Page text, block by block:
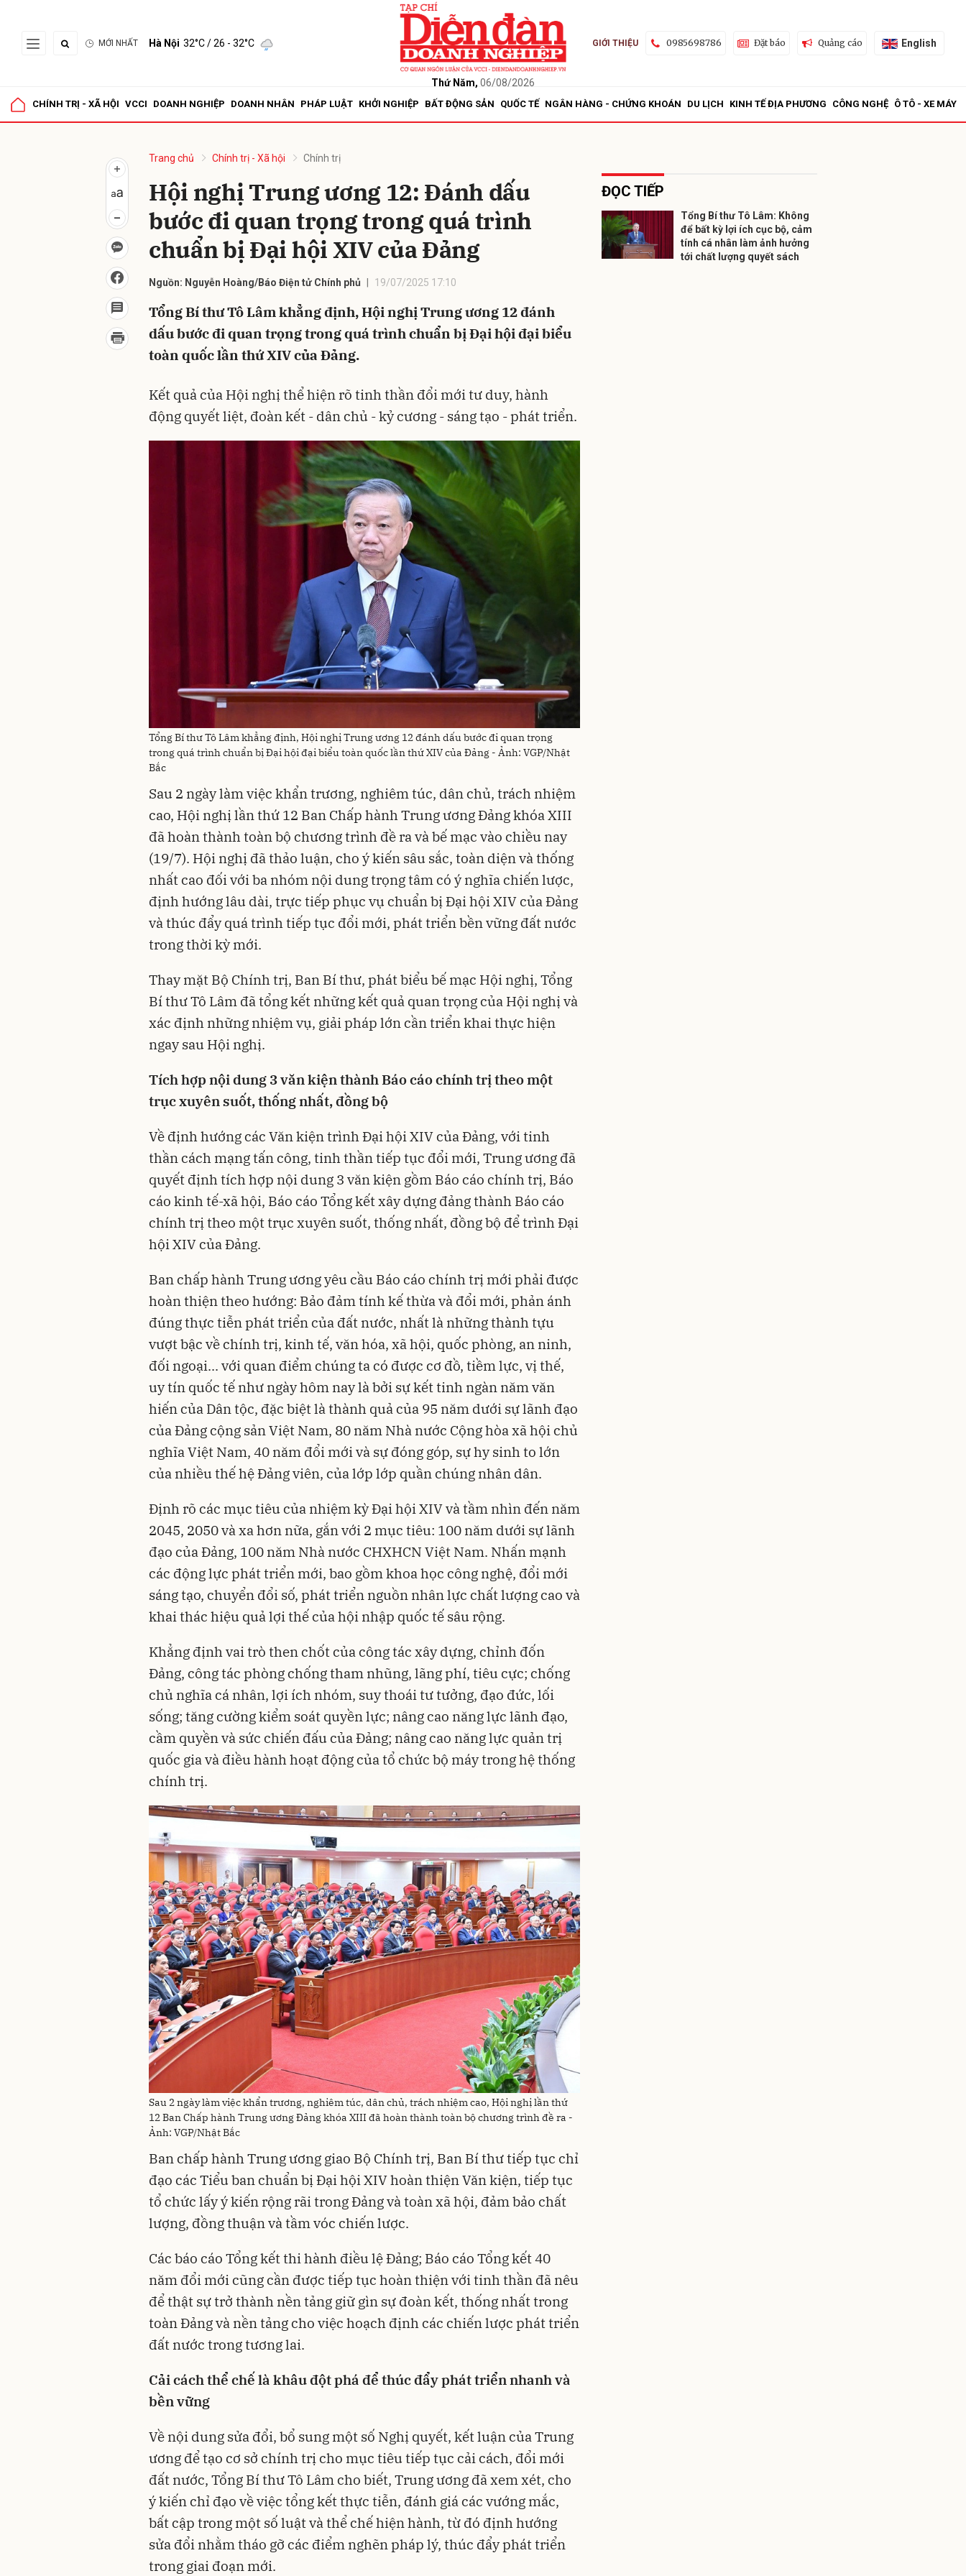
MỚI NHẤT Hà Nội 32°C/ 26 - 32°C
Thứ Năm, 06/08/2026
GIỚI THIỆU 0985698786 Đặt báo Quảng cáo English
CHÍNH TRỊ - XÃ HỘI VCCI DOANH NGHIỆP DOANH NHÂN PHÁP LUẬT KHỞI NGHIỆP BẤT ĐỘNG SẢN QUỐC TẾ NGÂN HÀNG - CHỨNG KHOÁN DU LỊCH KINH TẾ ĐỊA PHƯƠNG CÔNG NGHỆ Ô TÔ - XE MÁY
Trang chủ Chính trị - Xã hội Chính trị
Hội nghị Trung ương 12: Đánh dấu
bước đi quan trọng trong quá trình
chuẩn bị Đại hội XIV của Đảng
Nguồn: Nguyễn Hoàng/Báo Điện tử Chính phủ 19/07/2025 17:10
Tổng Bí thư Tô Lâm khẳng định, Hội nghị Trung ương 12 đánh
dấu bước đi quan trọng trong quá trình chuẩn bị Đại hội đại biểu
toàn quốc lần thứ XIV của Đảng.
Kết quả của Hội nghị thể hiện rõ tinh thần đổi mới tư duy, hành
động quyết liệt, đoàn kết - dân chủ - kỷ cương - sáng tạo - phát triển.
Tổng Bí thư Tô Lâm khẳng định, Hội nghị Trung ương 12 đánh dấu bước đi quan trọng
trong quá trình chuẩn bị Đại hội đại biểu toàn quốc lần thứ XIV của Đảng - Ảnh: VGP/Nhật
Bắc
Sau 2 ngày làm việc khẩn trương, nghiêm túc, dân chủ, trách nhiệm
cao, Hội nghị lần thứ 12 Ban Chấp hành Trung ương Đảng khóa XIII
đã hoàn thành toàn bộ chương trình đề ra và bế mạc vào chiều nay
(19/7). Hội nghị đã thảo luận, cho ý kiến sâu sắc, toàn diện và thống
nhất cao đối với ba nhóm nội dung trọng tâm có ý nghĩa chiến lược,
định hướng lâu dài, trực tiếp phục vụ chuẩn bị Đại hội XIV của Đảng
và thúc đẩy quá trình tiếp tục đổi mới, phát triển bền vững đất nước
trong thời kỳ mới.
Thay mặt Bộ Chính trị, Ban Bí thư, phát biểu bế mạc Hội nghị, Tổng
Bí thư Tô Lâm đã tổng kết những kết quả quan trọng của Hội nghị và
xác định những nhiệm vụ, giải pháp lớn cần triển khai thực hiện
ngay sau Hội nghị.
Tích hợp nội dung 3 văn kiện thành Báo cáo chính trị theo một
trục xuyên suốt, thống nhất, đồng bộ
Về định hướng các Văn kiện trình Đại hội XIV của Đảng, với tinh
thần cách mạng tấn công, tinh thần tiếp tục đổi mới, Trung ương đã
quyết định tích hợp nội dung 3 văn kiện gồm Báo cáo chính trị, Báo
cáo kinh tế-xã hội, Báo cáo Tổng kết xây dựng đảng thành Báo cáo
chính trị theo một trục xuyên suốt, thống nhất, đồng bộ để trình Đại
hội XIV của Đảng.
Ban chấp hành Trung ương yêu cầu Báo cáo chính trị mới phải được
hoàn thiện theo hướng: Bảo đảm tính kế thừa và đổi mới, phản ánh
đúng thực tiễn phát triển của đất nước, nhất là những thành tựu
vượt bậc về chính trị, kinh tế, văn hóa, xã hội, quốc phòng, an ninh,
đối ngoại... với quan điểm chúng ta có được cơ đồ, tiềm lực, vị thế,
uy tín quốc tế như ngày hôm nay là bởi sự kết tinh ngàn năm văn
hiến của Dân tộc, đặc biệt là thành quả của 95 năm dưới sự lãnh đạo
của Đảng cộng sản Việt Nam, 80 năm Nhà nước Cộng hòa xã hội chủ
nghĩa Việt Nam, 40 năm đổi mới và sự đóng góp, sự hy sinh to lớn
của nhiều thế hệ Đảng viên, của lớp lớp quần chúng nhân dân.
Định rõ các mục tiêu của nhiệm kỳ Đại hội XIV và tầm nhìn đến năm
2045, 2050 và xa hơn nữa, gắn với 2 mục tiêu: 100 năm dưới sự lãnh
đạo của Đảng, 100 năm Nhà nước CHXHCN Việt Nam. Nhấn mạnh
các động lực phát triển mới, bao gồm khoa học công nghệ, đổi mới
sáng tạo, chuyển đổi số, phát triển nguồn nhân lực chất lượng cao và
khai thác hiệu quả lợi thế của hội nhập quốc tế sâu rộng.
Khẳng định vai trò then chốt của công tác xây dựng, chỉnh đốn
Đảng, công tác phòng chống tham nhũng, lãng phí, tiêu cực; chống
chủ nghĩa cá nhân, lợi ích nhóm, suy thoái tư tưởng, đạo đức, lối
sống; tăng cường kiểm soát quyền lực; nâng cao năng lực lãnh đạo,
cầm quyền và sức chiến đấu của Đảng; nâng cao năng lực quản trị
quốc gia và điều hành hoạt động của tổ chức bộ máy trong hệ thống
chính trị.
Sau 2 ngày làm việc khẩn trương, nghiêm túc, dân chủ, trách nhiệm cao, Hội nghị lần thứ
12 Ban Chấp hành Trung ương Đảng khóa XIII đã hoàn thành toàn bộ chương trình đề ra -
Ảnh: VGP/Nhật Bắc
Ban chấp hành Trung ương giao Bộ Chính trị, Ban Bí thư tiếp tục chỉ
đạo các Tiểu ban chuẩn bị Đại hội XIV hoàn thiện Văn kiện, tiếp tục
tổ chức lấy ý kiến rộng rãi trong Đảng và toàn xã hội, đảm bảo chất
lượng, đồng thuận và tầm vóc chiến lược.
Các báo cáo Tổng kết thi hành điều lệ Đảng; Báo cáo Tổng kết 40
năm đổi mới cũng cần được tiếp tục hoàn thiện với tinh thần đã nêu
để thật sự trở thành nền tảng giữ gìn sự đoàn kết, thống nhất trong
toàn Đảng và nền tảng cho việc hoạch định các chiến lược phát triển
đất nước trong tương lai.
Cải cách thể chế là khâu đột phá để thúc đẩy phát triển nhanh và
bền vững
Về nội dung sửa đổi, bổ sung một số Nghị quyết, kết luận của Trung
ương để tạo cơ sở chính trị cho mục tiêu tiếp tục cải cách, đổi mới
đất nước, Tổng Bí thư Tô Lâm cho biết, Trung ương đã xem xét, cho
ý kiến chỉ đạo về việc tổng kết thực tiễn, đánh giá các vướng mắc,
bất cập trong một số luật và thể chế hiện hành, từ đó định hướng
sửa đổi nhằm tháo gỡ các điểm nghẽn pháp lý, thúc đẩy phát triển
trong giai đoạn mới.
ĐỌC TIẾP
Tổng Bí thư Tô Lâm: Không
để bất kỳ lợi ích cục bộ, cảm
tính cá nhân làm ảnh hưởng
tới chất lượng quyết sách
Gửi